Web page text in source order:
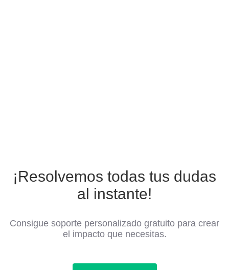
¡Resolvemos todas tus dudas
al instante!
Consigue soporte personalizado gratuito para crear
el impacto que necesitas.